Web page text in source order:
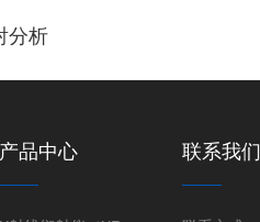
分析
产品中心 联系我们